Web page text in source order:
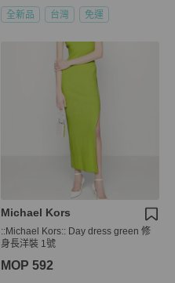
全新品 台灣 免運
Michael Kors
::Michael Kors:: Day dress green 修
身長洋裝 1號
MOP 592